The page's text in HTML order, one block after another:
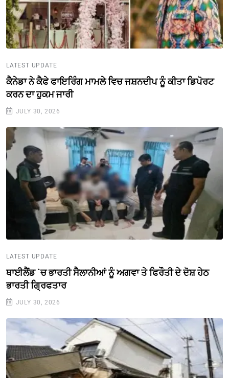
LATEST UPDATE
ਕੈਨੇਡਾ ਨੇ ਕੈਫੇ ਫਾਇਰਿੰਗ ਮਾਮਲੇ ਵਿਚ ਜਸ਼ਨਦੀਪ ਨੂੰ ਕੀਤਾ ਡਿਪੋਰਟ
ਕਰਨ ਦਾ ਹੁਕਮ ਜਾਰੀ
JULY 30, 2026
LATEST UPDATE
ਥਾਈਲੈਂਡ `ਚ ਭਾਰਤੀ ਸੈਲਾਨੀਆਂ ਨੂੰ ਅਗਵਾ ਤੇ ਫਿਰੌਤੀ ਦੇ ਦੋਸ਼ ਹੇਠ
ਭਾਰਤੀ ਗ੍ਰਿਫਤਾਰ
JULY 30, 2026